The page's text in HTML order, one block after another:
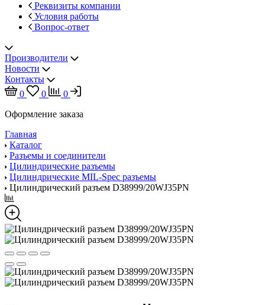
Реквизиты компании
Условия работы
Вопрос-ответ
Производители
Новости
Контакты
0
0
0
Оформление заказа
Главная
Каталог
Разъемы и соединители
Цилиндрические разъемы
Цилиндрические MIL-Spec разъемы
Цилиндрический разъем D38999/20WJ35PN